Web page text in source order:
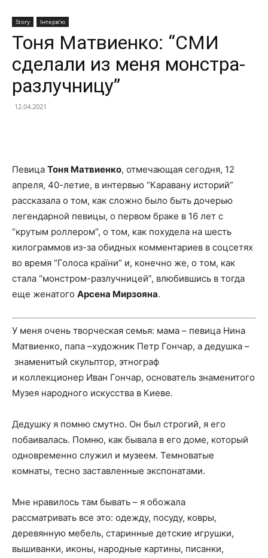
Story Інтерв'ю
Тоня Матвиенко: “СМИ
сделали из меня монстра-
разлучницу”
12.04.2021
Певица Тоня Матвиенко, отмечающая сегодня, 12
апреля, 40-летие, в интервью “Каравану историй”
рассказала о том, как сложно было быть дочерью
легендарной певицы, о первом браке в 16 лет с
“крутым роллером”, о том, как похудела на шесть
килограммов из-за обидных комментариев в соцсетях
во время “Голоса країни” и, конечно же, о том, как
стала “монстром-разлучницей”, влюбившись в тогда
еще женатого Арсена Мирзояна.
У меня очень творческая семья: мама – певица Нина
Матвиенко, папа –художник Петр Гончар, а дедушка –
знаменитый скульптор, этнограф
и коллекционер Иван Гончар, основатель знаменитого
Музея народного искусства в Киеве.
Дедушку я помню смутно. Он был строгий, я его
побаивалась. Помню, как бывала в его доме, который
одновременно служил и музеем. Темноватые
комнаты, тесно заставленные экспонатами.
Мне нравилось там бывать – я обожала
рассматривать все это: одежду, посуду, ковры,
деревянную мебель, старинные детские игрушки,
вышиванки, иконы, народные картины, писанки,